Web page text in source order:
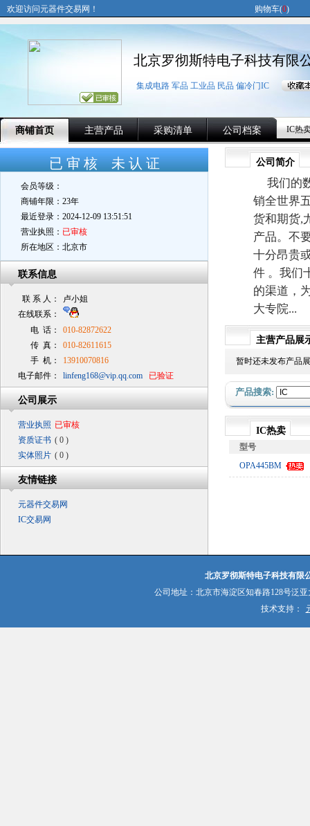
欢迎访问元器件交易网！ 购物车(0)
北京罗彻斯特电子科技有限
集成电路 军品 工业品 民品 偏冷门IC
商铺首页 主营产品 采购清单 公司档案 IC热
已 审 核 未 认 证
会员等级：
商铺年限： 23年
最近登录： 2024-12-09 13:51:51
营业执照： 已审核
所在地区： 北京市
联系信息
联 系 人：
卢小姐
在线联系：
电 话：
010-82872622
传 真：
010-82611615
手 机：
13910070816
电子邮件：
linfeng168@vip.qq.com 已验证
公司展示
营业执照 已审核
资质证书 ( 0 )
实体照片 ( 0 )
友情链接
元器件交易网
IC交易网
公司简介
我们的
销全世界
货和期货,
产品。不
十分昂贵
件 。我们
的渠道，
大专院...
主营产品展
暂时还未发布产品
产品搜索:
IC热卖
型号
OPA445BM
北京罗彻斯特电子科技有限
公司地址：北京市海淀区知春路128号泛
技术支持：